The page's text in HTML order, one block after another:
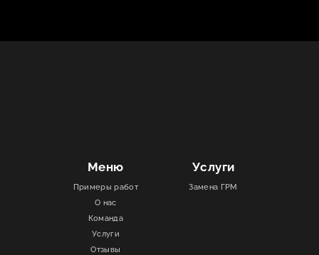
КОНТАКТЫМеню
Примеры работ
О нас
Команда
Услуги
Отзывы
Услуги
Замена ГРМ